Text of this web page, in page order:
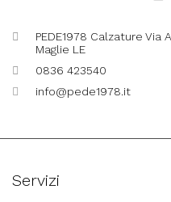
PEDE1978 Calzature
Maglie LE
0836 423540
info@pede1978.it
Servizi